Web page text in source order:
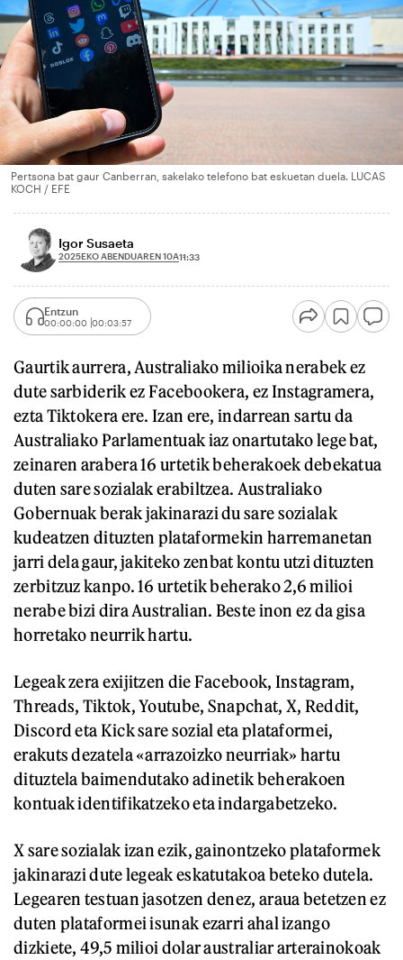
Pertsona bat gaur Canberran, sakelako telefono bat eskuetan duela. LUCAS
KOCH / EFE
Igor Susaeta
2025EKO ABENDUAREN 10A11:33
Entzun
00:00:00 00:03:57
Gaurtik aurrera, Australiako milioika nerabek ez
dute sarbiderik ez Facebookera, ez Instagramera,
ezta Tiktokera ere. Izan ere, indarrean sartu da
Australiako Parlamentuak iaz onartutako lege bat,
zeinaren arabera 16 urtetik beherakoek debekatua
duten sare sozialak erabiltzea. Australiako
Gobernuak berak jakinarazi du sare sozialak
kudeatzen dituzten plataformekin harremanetan
jarri dela gaur, jakiteko zenbat kontu utzi dituzten
zerbitzuz kanpo. 16 urtetik beherako 2,6 milioi
nerabe bizi dira Australian. Beste inon ez da gisa
horretako neurrik hartu.
Legeak zera exijitzen die Facebook, Instagram,
Threads, Tiktok, Youtube, Snapchat, X, Reddit,
Discord eta Kick sare sozial eta plataformei,
erakuts dezatela «arrazoizko neurriak» hartu
dituztela baimendutako adinetik beherakoen
kontuak identifikatzeko eta indargabetzeko.
X sare sozialak izan ezik, gainontzeko plataformek
jakinarazi dute legeak eskatutakoa beteko dutela.
Legearen testuan jasotzen denez, araua betetzen ez
duten plataformei isunak ezarri ahal izango
dizkiete, 49,5 milioi dolar australiar arterainokoak